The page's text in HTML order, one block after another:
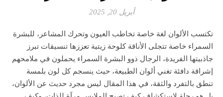
أبريل 20, 2025
تكتسب الألوان لغة خاصة تخاطب العيون وتحرك المشاعر، للبشرة
السمراء خاصة تتجلى الأناقة كلوحة زيتية تعززها تنسيقات تبرز
جاذبيتها الفريدة، الرجال ذوو البشرة السمراء يحملون في ملامحهم
إشراقة دافئة تغني ألوان الطبيعة، حيث ينسجم كل لون بلمسة
تنطق بالتفرد والثقة، في هذا المقال ليس مجرد حديث عن الألوان،